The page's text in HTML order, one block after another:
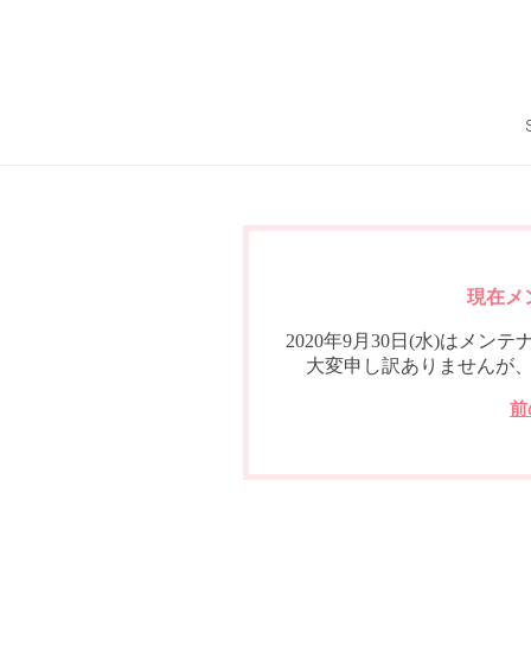
現在メ
2020年9月30日(水)はメンテ
大変申し訳ありませんが
前